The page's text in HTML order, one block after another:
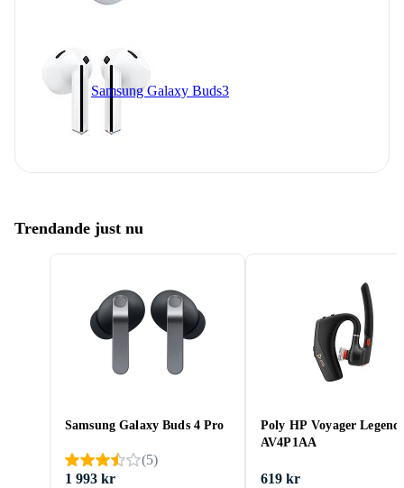
Samsung Galaxy Buds3
Trendande just nu
Samsung Galaxy Buds 4 Pro
(5)
1 993 kr
Poly HP Voyager Legend
AV4P1AA
619 kr